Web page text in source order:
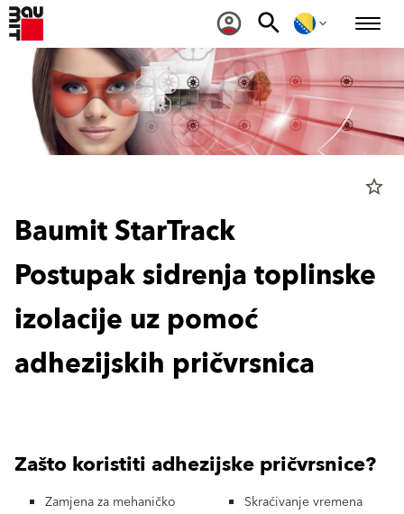
star_border
Baumit StarTrack
Postupak sidrenja toplinske
izolacije uz pomoć
adhezijskih pričvrsnica
Zašto koristiti adhezijske pričvrsnice?
Zamjena za mehaničko
Skraćivanje vremena